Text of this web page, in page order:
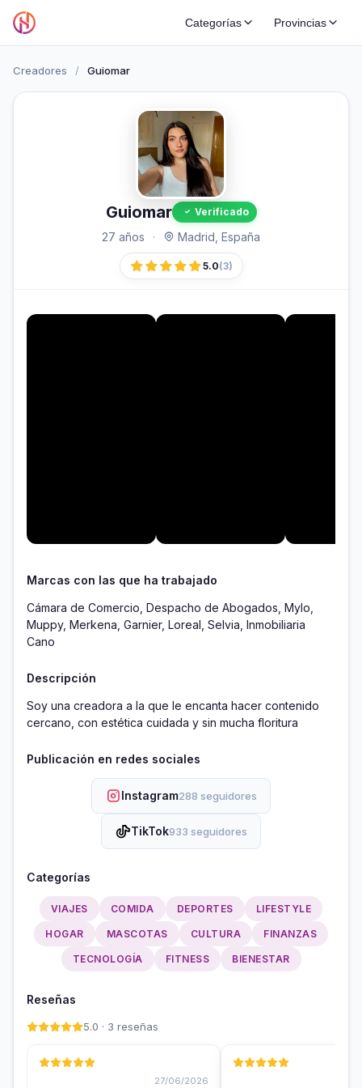
Categorías Provincias
Creadores / Guiomar
Guiomar Verificado
27 años · Madrid, España
5.0(3)
Marcas con las que ha trabajado
Cámara de Comercio, Despacho de Abogados, Mylo,
Muppy, Merkena, Garnier, Loreal, Selvia, Inmobiliaria
Cano
Descripción
Soy una creadora a la que le encanta hacer contenido
cercano, con estética cuidada y sin mucha floritura
Publicación en redes sociales
Instagram288 seguidores
TikTok933 seguidores
Categorías
VIAJES COMIDA DEPORTES LIFESTYLE
HOGAR MASCOTAS CULTURA FINANZAS
TECNOLOGÍA FITNESS BIENESTAR
Reseñas
5.0 · 3 reseñas
27/06/2026